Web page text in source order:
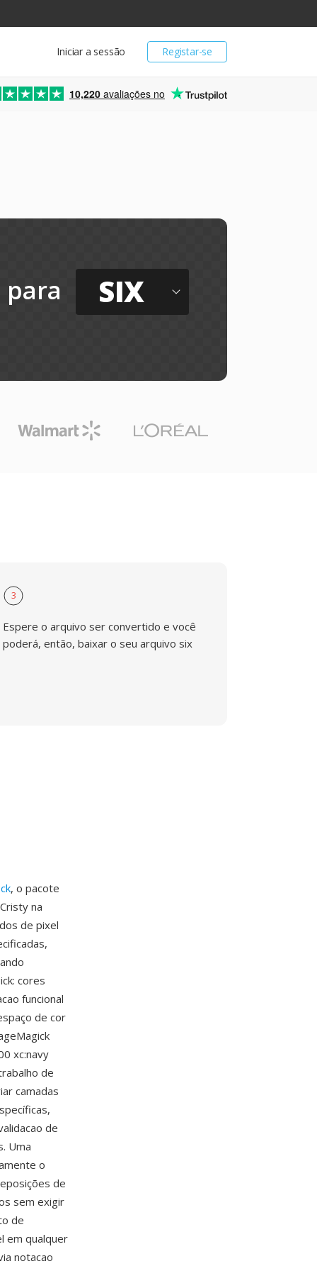
Registar-se
Iniciar a sessão
10,220 avaliações no
para SIX
3
Espere o arquivo ser convertido e você
poderá, então, baixar o seu arquivo six
, o pacote
na
de pixel
cores
funcional
de cor
xc:navy
de
camadas
de
Uma
o
de
sem exigir
de
em qualquer
notacao